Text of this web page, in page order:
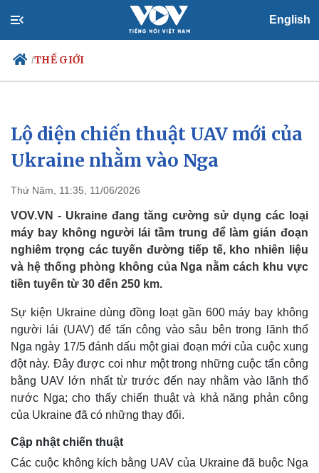
English
/THẾ GIỚI
Chính trị
Đảng
Tổ chức nhân sự
Nhận diện sự thật
Xã hội
Tin 24h
Dự báo thời tiết
Việc làm
Biển đảo
Lộ diện chiến thuật UAV mới của
Ukraine nhằm vào Nga
Thứ Năm, 11:35, 11/06/2026
VOV.VN - Ukraine đang tăng cường sử dụng các loại
máy bay không người lái tầm trung để làm gián đoạn
nghiêm trọng các tuyến đường tiếp tế, kho nhiên liệu
và hệ thống phòng không của Nga nằm cách khu vực
tiền tuyến từ 30 đến 250 km.
Sự kiện Ukraine dùng đồng loạt gần 600 máy bay không
người lái (UAV) để tấn công vào sâu bên trong lãnh thổ
Nga ngày 17/5 đánh dấu một giai đoạn mới của cuộc xung
đột này. Đây được coi như một trong những cuộc tấn công
bằng UAV lớn nhất từ trước đến nay nhằm vào lãnh thổ
nước Nga; cho thấy chiến thuật và khả năng phản công
của Ukraine đã có những thay đổi.
Cập nhật chiến thuật
Các cuộc không kích bằng UAV của Ukraine đã buộc Nga